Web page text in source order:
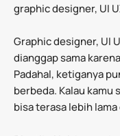
graphic designer, UI
Graphic designer, UI
dianggap sama
Padahal, ketiganya
berbeda. Kalau kamu
bisa terasa lebih